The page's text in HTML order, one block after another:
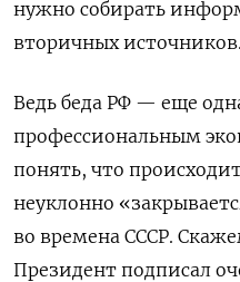
нужно собирать
вторичных источников.
Ведь беда РФ — еще
профессиональным
понять, что
неуклонно
во времена СССР.
Президент подписал